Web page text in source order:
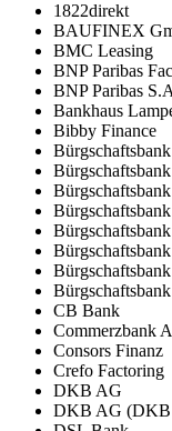
1822direkt
BAUFINEX
BMC Leasing
BNP Paribas
BNP Paribas
Bankhaus
Bibby Finance
CB Bank
Commerzbank
Consors Finanz
Crefo Factoring
DKB AG
DKB AG (DKB